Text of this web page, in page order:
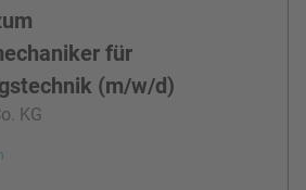
für
(m/w/d)
KG